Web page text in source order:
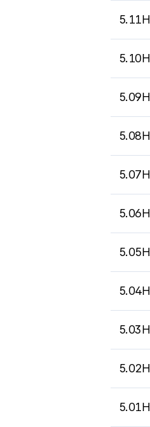
5.11H
5.10H
5.09H
5.08H
5.07H
5.06H
5.05H
5.04H
5.03H
5.02H
5.01H